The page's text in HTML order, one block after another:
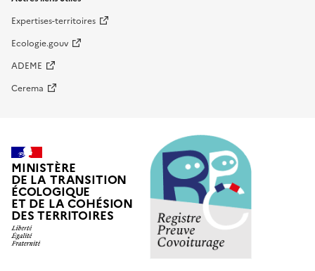
Expertises-territoires
Ecologie.gouv
ADEME
Cerema
MINISTÈRE
DE LA TRANSITION
ÉCOLOGIQUE
ET DE LA COHÉSION
DES TERRITOIRES